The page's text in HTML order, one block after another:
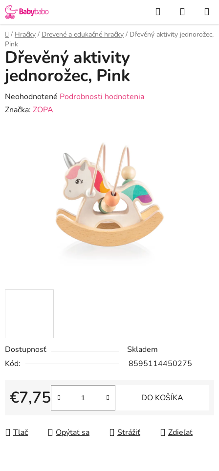
Prejsť
na
obsah
Hľadať
KOŠÍK
Domov
/ Hračky / Drevené a edukačné hračky / Dřevěný aktivity jednorožec,
Pink
Dostupnosť
Skladem
Kód:
8595114450275
€7,75
Jednotková cena:
DO KOŠÍKA
Tlač Opýtať sa Strážiť Zdieľať
Dřevěný aktivity
jednorožec, Pink
Priemerné
hodnotenie
Neohodnotené Podrobnosti hodnotenia
Značka: ZOPA